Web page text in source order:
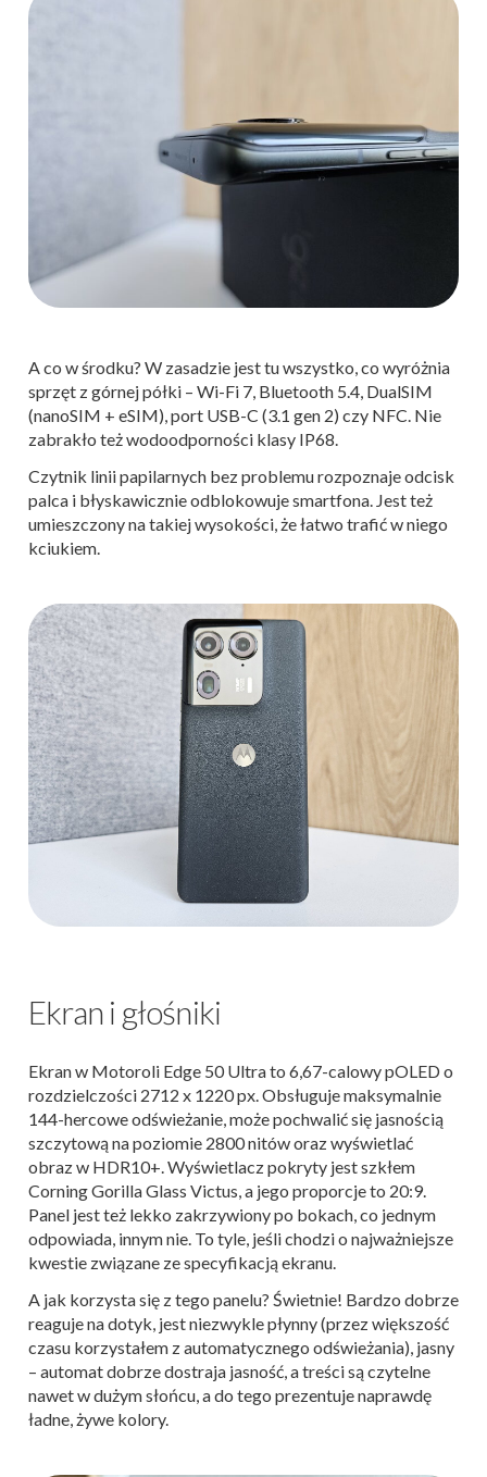
A co w środku? W zasadzie jest tu wszystko, co wyróżnia
sprzęt z górnej półki – Wi-Fi 7, Bluetooth 5.4, DualSIM
(nanoSIM + eSIM), port USB-C (3.1 gen 2) czy NFC. Nie
zabrakło też wodoodporności klasy IP68.
Czytnik linii papilarnych bez problemu rozpoznaje odcisk
palca i błyskawicznie odblokowuje smartfona. Jest też
umieszczony na takiej wysokości, że łatwo trafić w niego
kciukiem.
Ekran i głośniki
Ekran w Motoroli Edge 50 Ultra to 6,67-calowy pOLED o
rozdzielczości 2712 x 1220 px. Obsługuje maksymalnie
144-hercowe odświeżanie, może pochwalić się jasnością
szczytową na poziomie 2800 nitów oraz wyświetlać
obraz w HDR10+. Wyświetlacz pokryty jest szkłem
Corning Gorilla Glass Victus, a jego proporcje to 20:9.
Panel jest też lekko zakrzywiony po bokach, co jednym
odpowiada, innym nie. To tyle, jeśli chodzi o najważniejsze
kwestie związane ze specyfikacją ekranu.
A jak korzysta się z tego panelu? Świetnie! Bardzo dobrze
reaguje na dotyk, jest niezwykle płynny (przez większość
czasu korzystałem z automatycznego odświeżania), jasny
– automat dobrze dostraja jasność, a treści są czytelne
nawet w dużym słońcu, a do tego prezentuje naprawdę
ładne, żywe kolory.